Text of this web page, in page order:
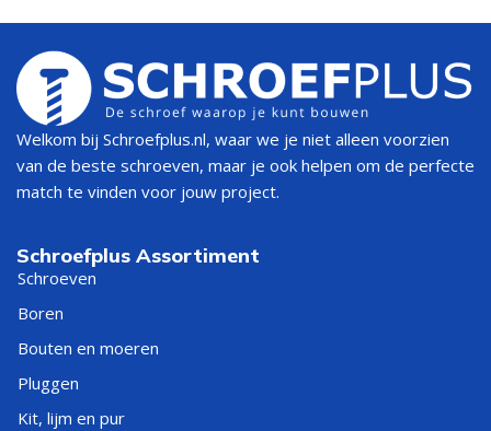
Welkom bij Schroefplus.nl, waar we je niet alleen voorzien
van de beste schroeven, maar je ook helpen om de perfecte
match te vinden voor jouw project.
Schroefplus Assortiment
Schroeven
Boren
Bouten en moeren
Pluggen
Kit, lijm en pur